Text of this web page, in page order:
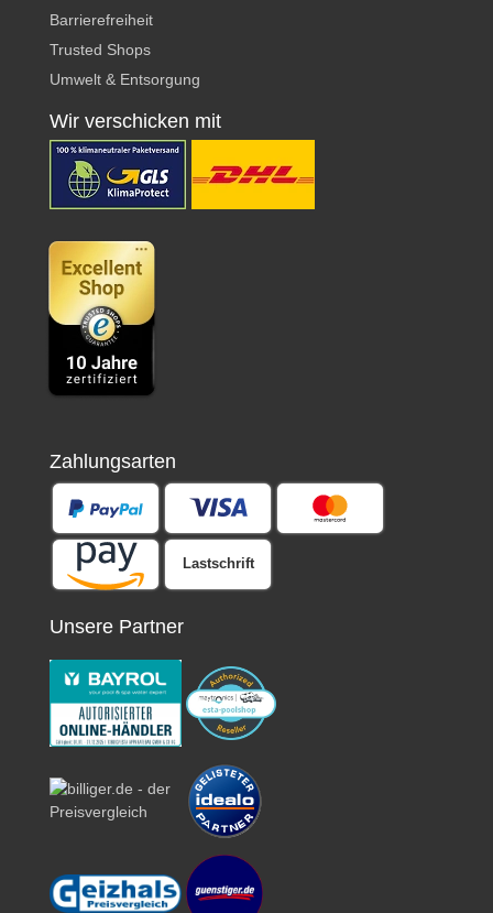
Barrierefreiheit
Trusted Shops
Umwelt & Entsorgung
Wir verschicken mit
Zahlungsarten
Lastschrift
Unsere Partner